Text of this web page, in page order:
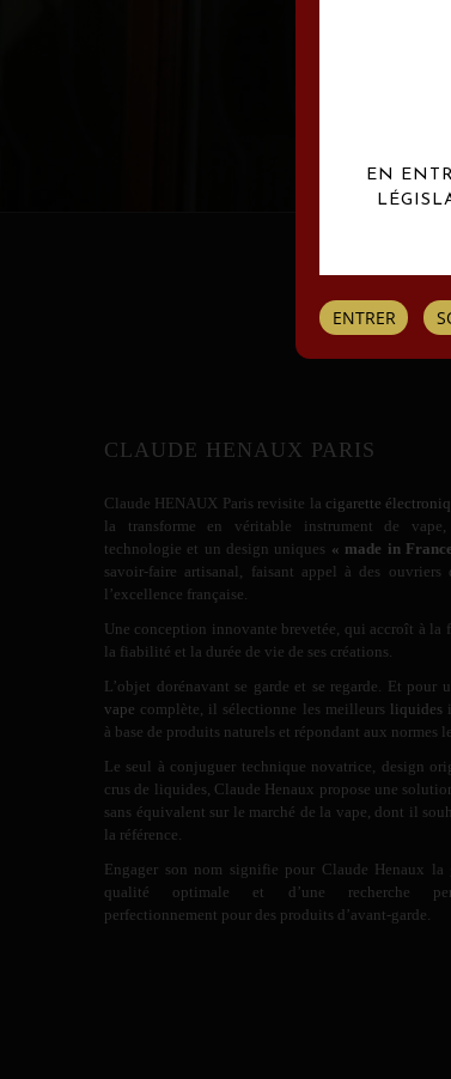
CLAUDE HENAUX PARIS
Claude HENAUX Paris revisite la cigarette
la transforme en véritable instrument de
technologie et un design uniques « made in
savoir-faire artisanal, faisant appel à des ouvriers
l’excellence française.
Une conception innovante brevetée, qui accroît à la
la fiabilité et la durée de vie de ses créations.
L’objet dorénavant se garde et se regarde. Et pour
vape complète, il sélectionne les meilleurs liquides
à base de produits naturels et répondant aux normes
Le seul à conjuguer technique novatrice, design
crus de liquides, Claude Henaux propose une
sans équivalent sur le marché de la vape, dont il
la référence.
Engager son nom signifie pour Claude Henaux la
qualité optimale et d’une recherche
perfectionnement pour des produits d’avant-garde.
EN
ENTRER